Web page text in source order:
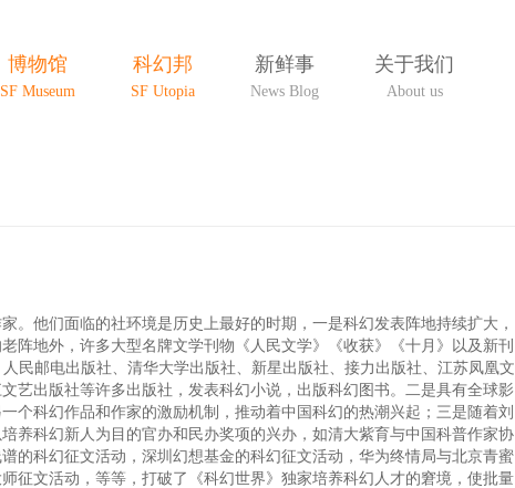
博物馆
SF Museum
科幻邦
SF Utopia
新鲜事
News Blog
关于我们
About us
他们面临的社环境是历史上最好的时期，一是科幻发表阵地持续扩大，
阵地外，许多大型名牌文学刊物《人民文学》《收获》《十月》以及新刊
民邮电出版社、清华大学出版社、新星出版社、接力出版社、江苏凤凰文
艺出版社等许多出版社，发表科幻小说，出版科幻图书。二是具有全球影
个科幻作品和作家的激励机制，推动着中国科幻的热潮兴起；三是随着刘
养科幻新人为目的官办和民办奖项的兴办，如清大紫育与中国科普作家协
的科幻征文活动，深圳幻想基金的科幻征文活动，华为终情局与北京青蜜
征文活动，等等，打破了《科幻世界》独家培养科幻人才的窘境，使批量